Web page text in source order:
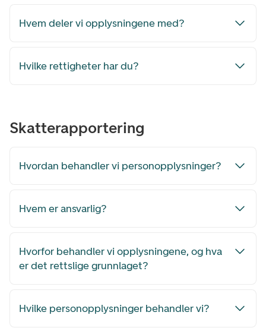
Hvem deler vi opplysningene med?
Hvilke rettigheter har du?
Skatterapportering
Hvordan behandler vi personopplysninger?
Hvem er ansvarlig?
Hvorfor behandler vi opplysningene, og hva
er det rettslige grunnlaget?
Hvilke personopplysninger behandler vi?